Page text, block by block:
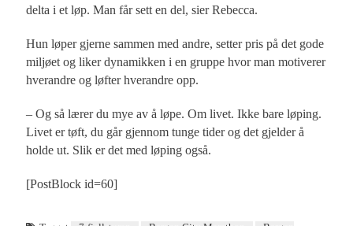
delta i et løp. Man får sett en del, sier Rebecca.
Hun løper gjerne sammen med andre, setter pris på det gode
miljøet og liker dynamikken i en gruppe hvor man motiverer
hverandre og løfter hverandre opp.
– Og så lærer du mye av å løpe. Om livet. Ikke bare løping.
Livet er tøft, du går gjennom tunge tider og det gjelder å
holde ut. Slik er det med løping også.
[PostBlock id=60]